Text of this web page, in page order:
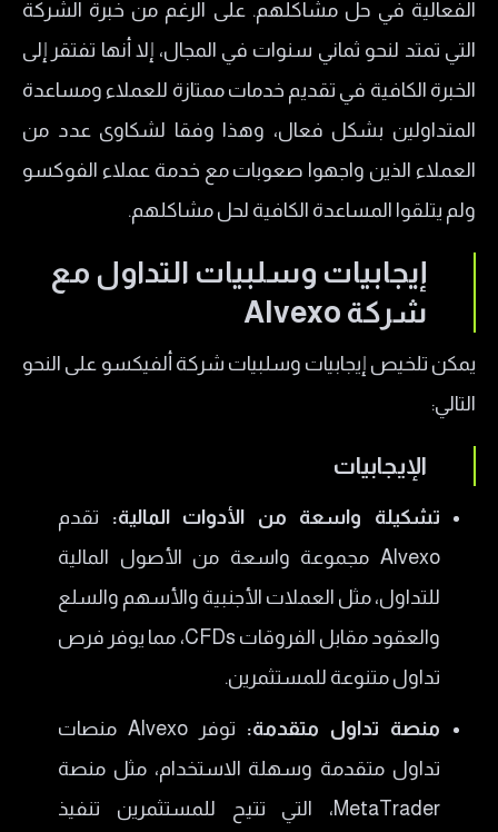
الفعالية في حل مشاكلهم. على الرغم من خبرة الشركة
التي تمتد لنحو ثماني سنوات في المجال، إلا أنها تفتقر إلى
الخبرة الكافية في تقديم خدمات ممتازة للعملاء ومساعدة
المتداولين بشكل فعال، وهذا وفقا لشكاوى عدد من
العملاء الذين واجهوا صعوبات مع خدمة عملاء الفوكسو
ولم يتلقوا المساعدة الكافية لحل مشاكلهم.
إيجابيات وسلبيات التداول مع
شركة Alvexo
يمكن تلخيص إيجابيات وسلبيات شركة ألفيكسو على النحو
التالي:
الإيجابيات
تشكيلة واسعة من الأدوات المالية: تقدم
Alvexo مجموعة واسعة من الأصول المالية
للتداول، مثل العملات الأجنبية والأسهم والسلع
والعقود مقابل الفروقات CFDs، مما يوفر فرص
تداول متنوعة للمستثمرين.
منصة تداول متقدمة:
توفر Alvexo منصات
تداول متقدمة وسهلة الاستخدام، مثل منصة
MetaTrader، التي تتيح للمستثمرين تنفيذ